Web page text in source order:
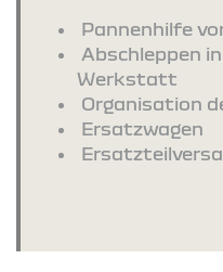
Pannenhilfe
Abschleppen
Werkstatt
Organisation
Ersatzwagen